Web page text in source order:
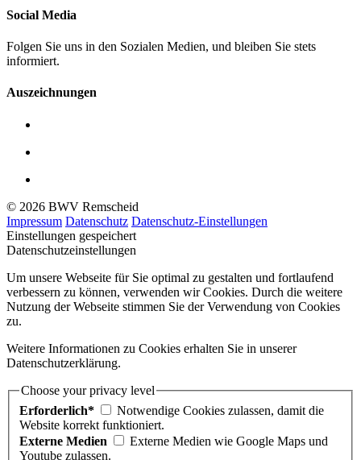
Social Media
Folgen Sie uns in den Sozialen Medien, und bleiben Sie stets
informiert.
Auszeichnungen
© 2026 BWV Remscheid
Impressum Datenschutz Datenschutz-Einstellungen
Einstellungen gespeichert
Datenschutzeinstellungen
Um unsere Webseite für Sie optimal zu gestalten und fortlaufend
verbessern zu können, verwenden wir Cookies. Durch die weitere
Nutzung der Webseite stimmen Sie der Verwendung von Cookies
zu.
Weitere Informationen zu Cookies erhalten Sie in unserer
Datenschutzerklärung.
Choose your privacy level
Erforderlich*
Notwendige Cookies zulassen, damit die
Website korrekt funktioniert.
Externe Medien
Externe Medien wie Google Maps und
Youtube zulassen.